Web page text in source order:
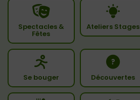
Spectacles &
Fêtes
Ateliers Stages
Se bouger Découvertes